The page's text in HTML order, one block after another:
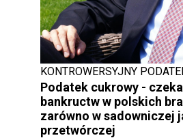
KONTROWERSYJNY
Podatek cukrowy -
bankructw w polskich
zarówno w sadowniczej
przetwórczej